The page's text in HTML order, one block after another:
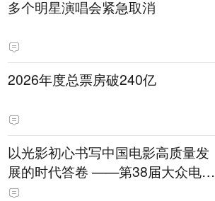
多个明星演唱会紧急取消
2026年度总票房破240亿
以光影初心书写中国电影高质量发
展的时代答卷 ——第38届大众电影
百花奖系列活动开幕晚会综述